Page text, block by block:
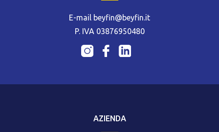
E-mail beyfin@beyfin.it
P. IVA 03876950480
AZIENDA